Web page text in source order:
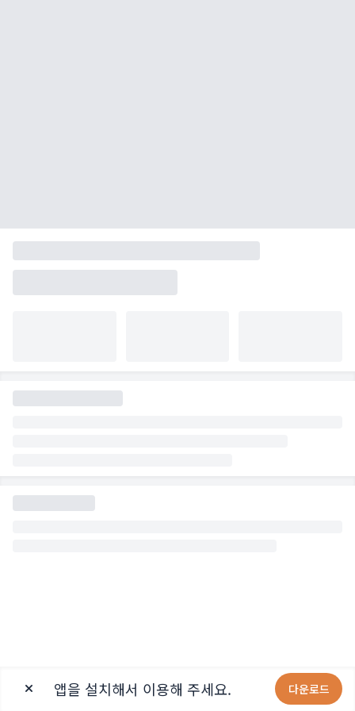
앱을 설치해서 이용해 주세요. 다운로드